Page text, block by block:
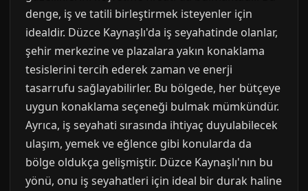
denge, iş ve tatili birleştirmek isteyenler için
idealdir. Düzce Kaynaşlı'da iş seyahatinde olanlar,
şehir merkezine ve plazalara yakın konaklama
tesislerini tercih ederek zaman ve enerji
tasarrufu sağlayabilirler. Bu bölgede, her bütçeye
uygun konaklama seçeneği bulmak mümkündür.
Ayrıca, iş seyahati sırasında ihtiyaç duyulabilecek
ulaşım, yemek ve eğlence gibi konularda da
bölge oldukça gelişmiştir. Düzce Kaynaşlı'nın bu
yönü, onu iş seyahatleri için ideal bir durak haline